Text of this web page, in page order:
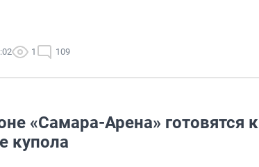
1 109
«Самара-Арена» готовятся к
купола